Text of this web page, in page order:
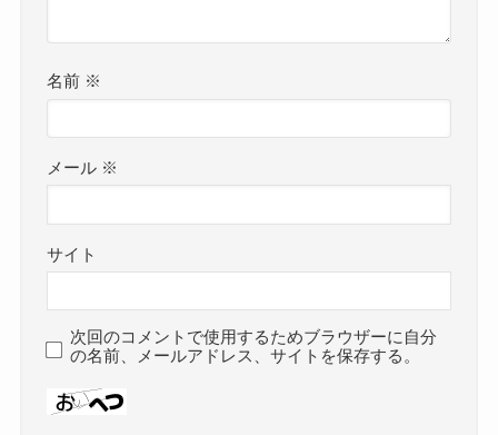
名前 ※
メール ※
サイト
次回のコメントで使用するためブラウザーに自分
の名前、メールアドレス、サイトを保存する。